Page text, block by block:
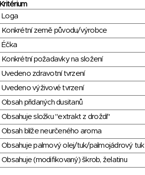
Kritérium
Loga
Konkrétní země původu/výrobce
Éčka
Konkrétní požadavky na složení
Uvedeno zdravotní tvrzení
Uvedeno výživové tvrzení
Obsah přidaných dusitanů
Obsahuje složku "extrakt z droždí"
Obsah blíže neurčeného aroma
Obsahuje palmový olej/tuk/palmojádrový tuk
Obsahuje (modifikovaný) škrob, želatinu